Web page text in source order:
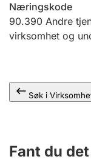
Offentlig
Næringskode
90.390 Andre
virksomhet og
Søk i
Fant du